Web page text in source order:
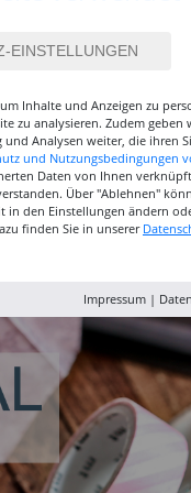
NEU GRADUATE
Inhalte und Anzeigen zu
zu analysieren. Zudem
und Analysen weiter, die ihren
und Nutzungsbedingungen
Daten von Ihnen
Über "Ablehnen"
in den Einstellungen ändern
finden Sie in unserer
Impressum|